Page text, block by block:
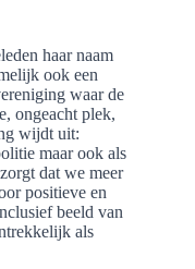
haar naam
ook een
waar de
ongeacht plek,
wijdt uit:
maar ook als
dat we meer
positieve en
beeld van
als